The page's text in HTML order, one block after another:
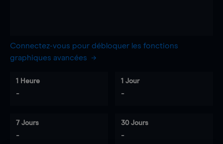
Connectez-vous pour débloquer les fonctions
graphiques avancées
1 Heure
-
1 Jour
-
7 Jours
-
30 Jours
-